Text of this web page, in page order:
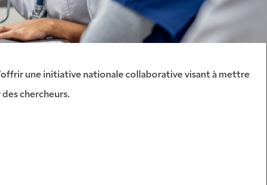
une initiative nationale collaborative visant à mettre
des chercheurs.